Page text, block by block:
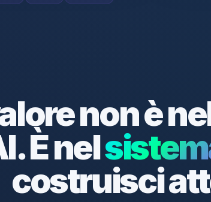
non è
È nel
costruisci